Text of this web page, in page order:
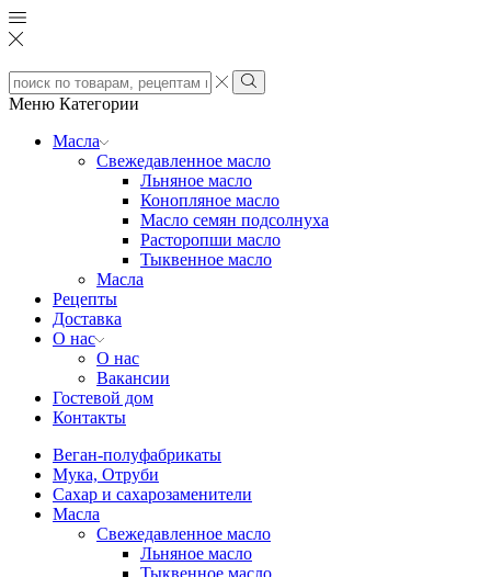
Search
input
Search
Меню Категории
Масла
Свежедавленное масло
Льняное масло
Конопляное масло
Масло семян подсолнуха
Расторопши масло
Тыквенное масло
Масла
Рецепты
Доставка
О нас
О нас
Вакансии
Гостевой дом
Контакты
Веган-полуфабрикаты
Мука, Отруби
Сахар и сахарозаменители
Масла
Свежедавленное масло
Льняное масло